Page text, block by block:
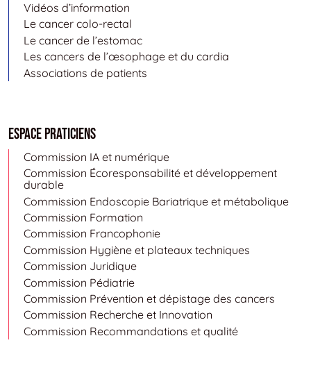
Vidéos d’information
Le cancer colo-rectal
Le cancer de l’estomac
Les cancers de l’œsophage et du cardia
Associations de patients
Espace Praticiens
Commission IA et numérique
Commission Écoresponsabilité et développement
durable
Commission Endoscopie Bariatrique et métabolique
Commission Formation
Commission Francophonie
Commission Hygiène et plateaux techniques
Commission Juridique
Commission Pédiatrie
Commission Prévention et dépistage des cancers
Commission Recherche et Innovation
Commission Recommandations et qualité